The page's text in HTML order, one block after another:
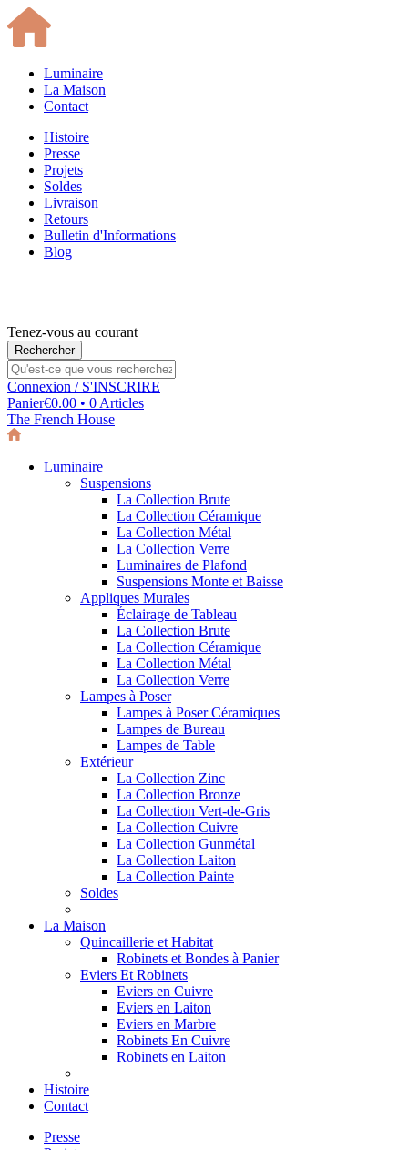
Luminaire
La Maison
Contact
Histoire
Presse
Projets
Soldes
Livraison
Retours
Bulletin d'Informations
Blog
Tenez-vous au courant
Connexion / S'INSCRIRE
Panier€0.00 • 0 Articles
The French House
Luminaire
Suspensions
La Collection Brute
La Collection Céramique
La Collection Métal
La Collection Verre
Luminaires de Plafond
Suspensions Monte et Baisse
Appliques Murales
Éclairage de Tableau
La Collection Brute
La Collection Céramique
La Collection Métal
La Collection Verre
Lampes à Poser
Lampes à Poser Céramiques
Lampes de Bureau
Lampes de Table
Extérieur
La Collection Zinc
La Collection Bronze
La Collection Vert-de-Gris
La Collection Cuivre
La Collection Gunmétal
La Collection Laiton
La Collection Painte
Soldes
La Maison
Quincaillerie et Habitat
Robinets et Bondes à Panier
Eviers Et Robinets
Eviers en Cuivre
Eviers en Laiton
Eviers en Marbre
Robinets En Cuivre
Robinets en Laiton
Histoire
Contact
Presse